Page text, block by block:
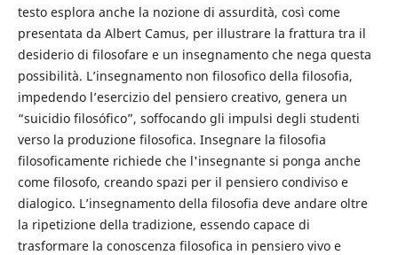
testo esplora anche la nozione di assurdità, così come
presentata da Albert Camus, per illustrare la frattura tra il
desiderio di filosofare e un insegnamento che nega questa
possibilità. L’insegnamento non filosofico della filosofia,
impedendo l’esercizio del pensiero creativo, genera un
“suicidio filosófico”, soffocando gli impulsi degli studenti
verso la produzione filosofica. Insegnare la filosofia
filosoficamente richiede che l'insegnante si ponga anche
come filosofo, creando spazi per il pensiero condiviso e
dialogico. L’insegnamento della filosofia deve andare oltre
la ripetizione della tradizione, essendo capace di
trasformare la conoscenza filosofica in pensiero vivo e